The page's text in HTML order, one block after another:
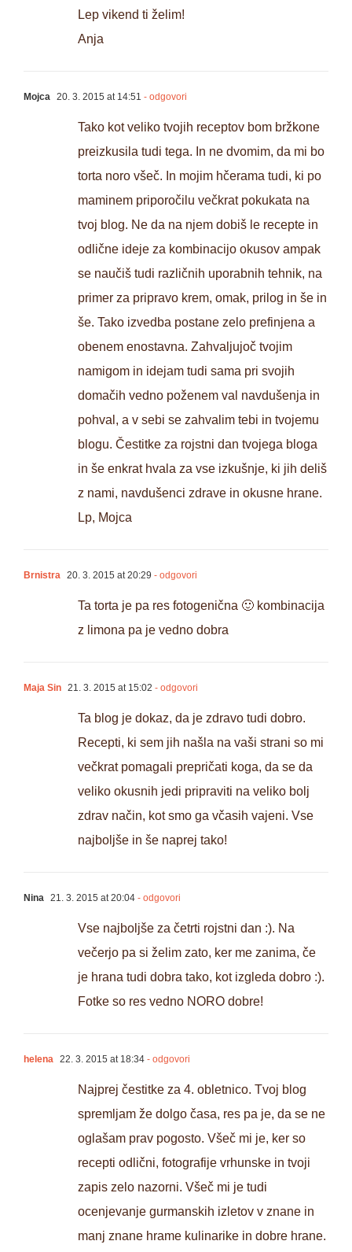
Lep vikend ti želim!
Anja
Mojca 20. 3. 2015 at 14:51 - odgovori
Tako kot veliko tvojih receptov bom bržkone
preizkusila tudi tega. In ne dvomim, da mi bo
torta noro všeč. In mojim hčerama tudi, ki po
maminem priporočilu večkrat pokukata na
tvoj blog. Ne da na njem dobiš le recepte in
odlične ideje za kombinacijo okusov ampak
se naučiš tudi različnih uporabnih tehnik, na
primer za pripravo krem, omak, prilog in še in
še. Tako izvedba postane zelo prefinjena a
obenem enostavna. Zahvaljujoč tvojim
namigom in idejam tudi sama pri svojih
domačih vedno poženem val navdušenja in
pohval, a v sebi se zahvalim tebi in tvojemu
blogu. Čestitke za rojstni dan tvojega bloga
in še enkrat hvala za vse izkušnje, ki jih deliš
z nami, navdušenci zdrave in okusne hrane.
Lp, Mojca
Brnistra 20. 3. 2015 at 20:29 - odgovori
Ta torta je pa res fotogenična 🙂 kombinacija
z limona pa je vedno dobra
Maja Sin 21. 3. 2015 at 15:02 - odgovori
Ta blog je dokaz, da je zdravo tudi dobro.
Recepti, ki sem jih našla na vaši strani so mi
večkrat pomagali prepričati koga, da se da
veliko okusnih jedi pripraviti na veliko bolj
zdrav način, kot smo ga včasih vajeni. Vse
najboljše in še naprej tako!
Nina 21. 3. 2015 at 20:04 - odgovori
Vse najboljše za četrti rojstni dan :). Na
večerjo pa si želim zato, ker me zanima, če
je hrana tudi dobra tako, kot izgleda dobro :).
Fotke so res vedno NORO dobre!
helena 22. 3. 2015 at 18:34 - odgovori
Najprej čestitke za 4. obletnico. Tvoj blog
spremljam že dolgo časa, res pa je, da se ne
oglašam prav pogosto. Všeč mi je, ker so
recepti odlični, fotografije vrhunske in tvoji
zapis zelo nazorni. Všeč mi je tudi
ocenjevanje gurmanskih izletov v znane in
manj znane hrame kulinarike in dobre hrane.